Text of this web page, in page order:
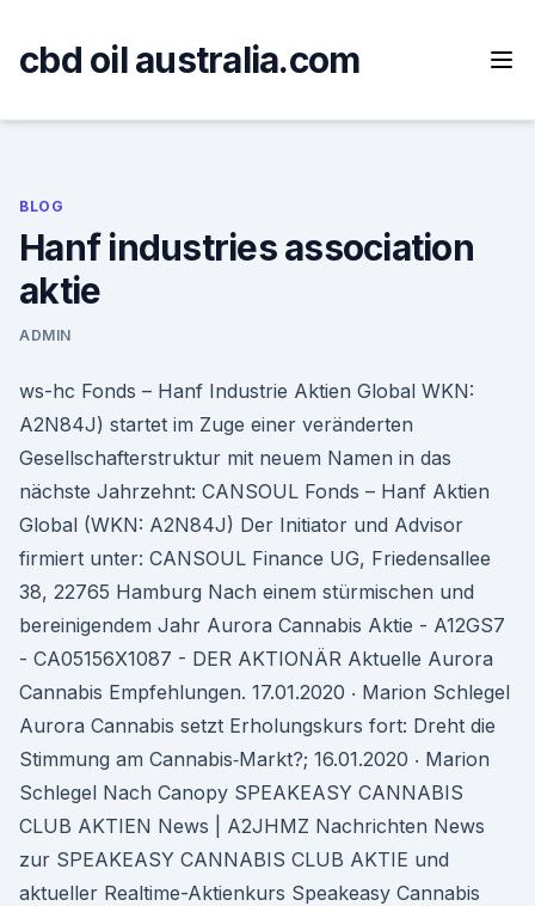
content
cbd oil australia.com
BLOG
Hanf industries association
aktie
ADMIN
ws-hc Fonds – Hanf Industrie Aktien Global WKN:
A2N84J) startet im Zuge einer veränderten
Gesellschafterstruktur mit neuem Namen in das
nächste Jahrzehnt: CANSOUL Fonds – Hanf Aktien
Global (WKN: A2N84J) Der Initiator und Advisor
firmiert unter: CANSOUL Finance UG, Friedensallee
38, 22765 Hamburg Nach einem stürmischen und
bereinigendem Jahr Aurora Cannabis Aktie - A12GS7
- CA05156X1087 - DER AKTIONÄR Aktuelle Aurora
Cannabis Empfehlungen. 17.01.2020 ‧ Marion Schlegel
Aurora Cannabis setzt Erholungskurs fort: Dreht die
Stimmung am Cannabis‑Markt?; 16.01.2020 ‧ Marion
Schlegel Nach Canopy SPEAKEASY CANNABIS
CLUB AKTIEN News | A2JHMZ Nachrichten News
zur SPEAKEASY CANNABIS CLUB AKTIE und
aktueller Realtime-Aktienkurs Speakeasy Cannabis